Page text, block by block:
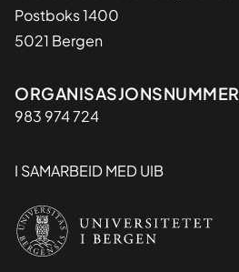
Postboks 1400
5021 Bergen
Organisasjon
ORGANISASJONSNUMMER
983 974 724
I SAMARBEID MED UIB